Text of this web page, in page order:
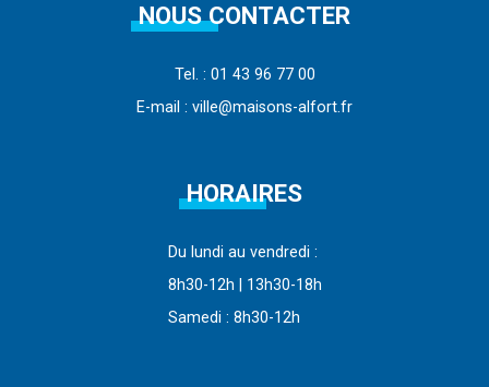
NOUS CONTACTER
Tel. : 01 43 96 77 00
E-mail : ville@maisons-alfort.fr
HORAIRES
Du lundi au vendredi :
8h30-12h | 13h30-18h
Samedi : 8h30-12h